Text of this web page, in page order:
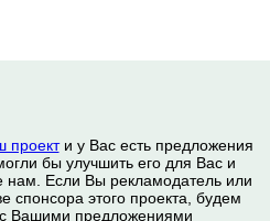
проекти у Вас есть предложения
бы улучшить его для Вас и
нам. Если Вы рекламодатель или
спонсора этого проекта, будем
Вашими предложениями